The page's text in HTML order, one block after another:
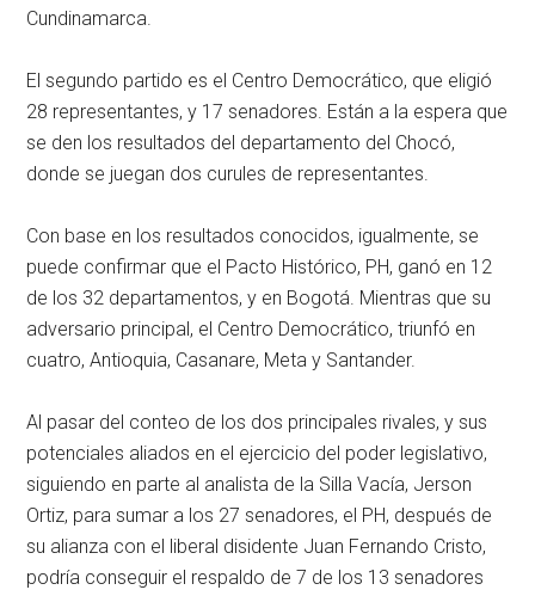
Cundinamarca.
El segundo partido es el Centro Democrático, que eligió
28 representantes, y 17 senadores. Están a la espera que
se den los resultados del departamento del Chocó,
donde se juegan dos curules de representantes.
Con base en los resultados conocidos, igualmente, se
puede confirmar que el Pacto Histórico, PH, ganó en 12
de los 32 departamentos, y en Bogotá. Mientras que su
adversario principal, el Centro Democrático, triunfó en
cuatro, Antioquia, Casanare, Meta y Santander.
Al pasar del conteo de los dos principales rivales, y sus
potenciales aliados en el ejercicio del poder legislativo,
siguiendo en parte al analista de la Silla Vacía, Jerson
Ortiz, para sumar a los 27 senadores, el PH, después de
su alianza con el liberal disidente Juan Fernando Cristo,
podría conseguir el respaldo de 7 de los 13 senadores